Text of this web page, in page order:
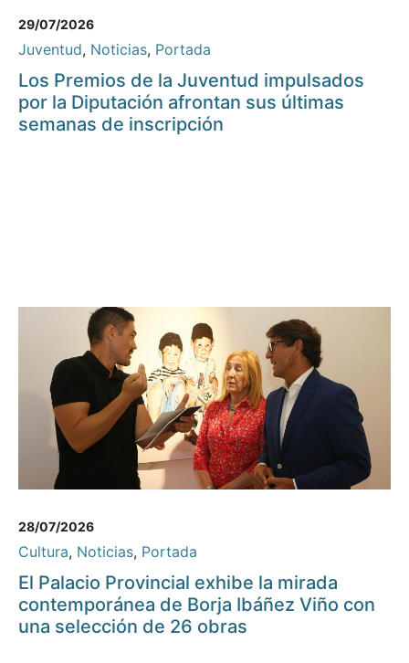
29/07/2026
Juventud, Noticias, Portada
Los Premios de la Juventud impulsados
por la Diputación afrontan sus últimas
semanas de inscripción
28/07/2026
Cultura, Noticias, Portada
El Palacio Provincial exhibe la mirada
contemporánea de Borja Ibáñez Viño con
una selección de 26 obras